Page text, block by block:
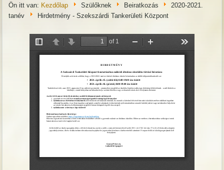
Ön itt van: Kezdőlap Szülőknek Beiratkozás
2020-2021.
tanév
Hirdetmény - Szekszárdi Tankerületi Központ